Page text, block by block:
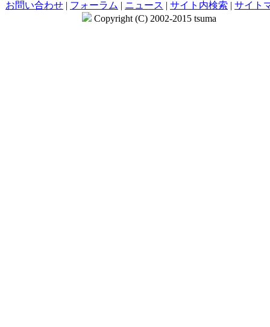
お問い合わせ | フォーラム | ニュース | サイト内検索 | サイト
Copyright (C) 2002-2015 tsuma